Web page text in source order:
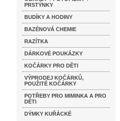
PRSTÝNKY
BUDÍKY A HODINY
BAZÉNOVÁ CHEMIE
RAZÍTKA
DÁRKOVÉ POUKÁZKY
KOČÁRKY PRO DĚTI
VÝPRODEJ KOČÁRKŮ,
POUŽITÉ KOČÁRKY
POTŘEBY PRO MIMINKA A PRO
DĚTI
DÝMKY KUŘÁCKÉ